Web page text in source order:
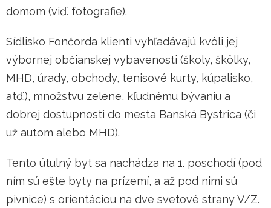
domom (viď. fotografie).
Sídlisko Fončorda klienti vyhľadávajú kvôli jej
výbornej občianskej vybavenosti (školy, škôlky,
MHD, úrady, obchody, tenisové kurty, kúpalisko,
atď.), množstvu zelene, kľudnému bývaniu a
dobrej dostupnosti do mesta Banská Bystrica (či
už autom alebo MHD).
Tento útulný byt sa nachádza na 1. poschodí (pod
ním sú ešte byty na prízemí, a až pod nimi sú
pivnice) s orientáciou na dve svetové strany V/Z.